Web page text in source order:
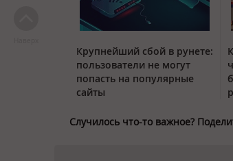
Крупнейший сбой в рунете:
пользователи не могут
попасть на популярные
сайты
Случилось что-то важное?